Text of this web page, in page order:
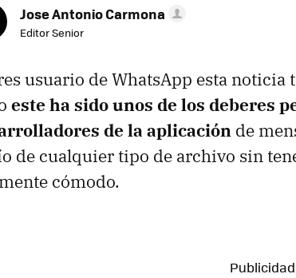
Jose Antonio Carmona
Editor Senior
usuario de WhatsApp esta noticia
este ha sido unos de los deberes
de la aplicación de
de cualquier tipo de archivo sin
cómodo.